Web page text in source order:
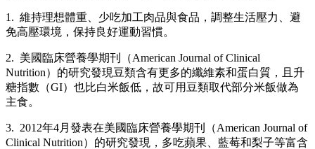
1. 維持理想體重、少吃加工肉品與食品，調整生活壓力、避
免高壓環境，保持良好運動習慣。
2. 美國臨床營養學期刊（American Journal of Clinical
Nutrition）的研究發現豆類含有更多的纖維素和蛋白質，且升
糖指數（GI）也比白米飯低，故可用豆類取代部分米飯做為
主食。
3. 2012年4月發表在美國臨床營養學期刊（American Journal of
Clinical Nutrition）的研究發現，多吃蘋果、藍莓和梨子等富含